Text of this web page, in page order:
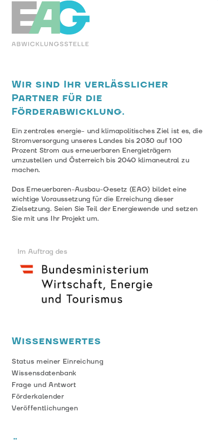
EAG-Förderabwicklungsstelle
Wir sind Ihr verlässlicher
Partner für die
Förderabwicklung.
Wissenswertes
Ein zentrales energie- und klimapolitisches Ziel ist es, die
Stromversorgung unseres Landes bis 2030 auf 100
Prozent Strom aus erneuerbaren Energieträgern
umzustellen und Österreich bis 2040 klimaneutral zu
machen.
Das Erneuerbaren-Ausbau-Gesetz (EAG) bildet eine
wichtige Voraussetzung für die Erreichung dieser
Zielsetzung. Seien Sie Teil der Energiewende und setzen
Sie mit uns Ihr Projekt um.
Im Auftrag des
Status meiner Einreichung
Wissensdatenbank
Frage und Antwort
Förderkalender
Veröffentlichungen